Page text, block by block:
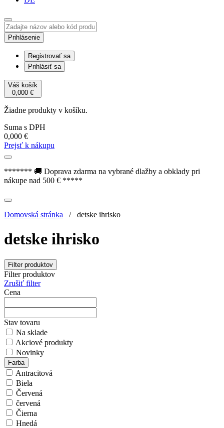
Prihlásenie
Registrovať sa
Prihlásiť sa
Váš košík
0,000 €
Žiadne produkty v košíku.
Suma s DPH
0,000 €
Prejsť k nákupu
******* 🚚 Doprava zdarma na vybrané dlažby a obklady pri
nákupe nad 500 € *****
Domovská stránka / detske ihrisko
detske ihrisko
Filter produktov
Filter produktov
Zrušiť filter
Cena
Stav tovaru
Na sklade
Akciové produkty
Novinky
Farba
Antracitová
Biela
Červená
červená
Čierna
Hnedá